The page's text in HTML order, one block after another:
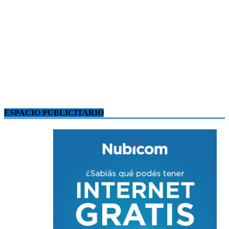
ESPACIO PUBLICITARIO